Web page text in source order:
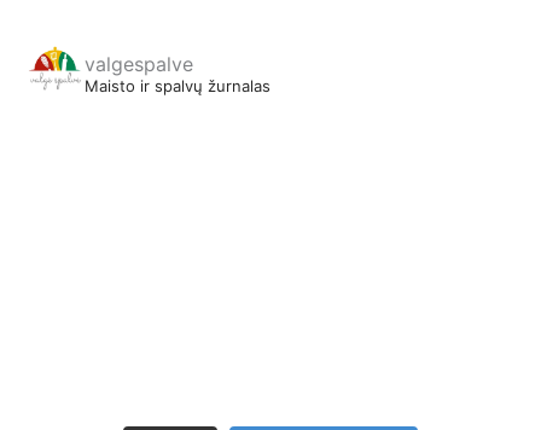
valgespalve
Maisto ir spalvų žurnalas